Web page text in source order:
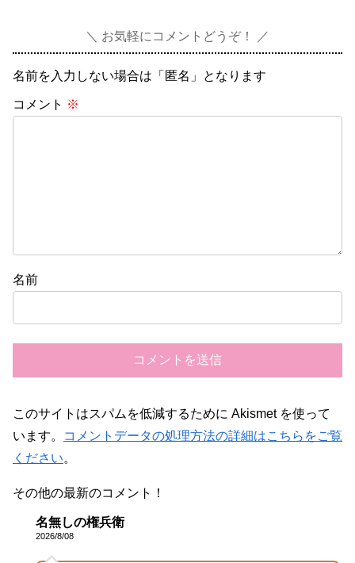
お気軽にコメントどうぞ！
名前を入力しない場合は「匿名」となります
コメント ※
名前
このサイトはスパムを低減するために Akismet を使って
います。
コメントデータの処理方法の詳細はこちらをご覧
ください。
その他の最新のコメント！
名無しの権兵衛
2026/8/08